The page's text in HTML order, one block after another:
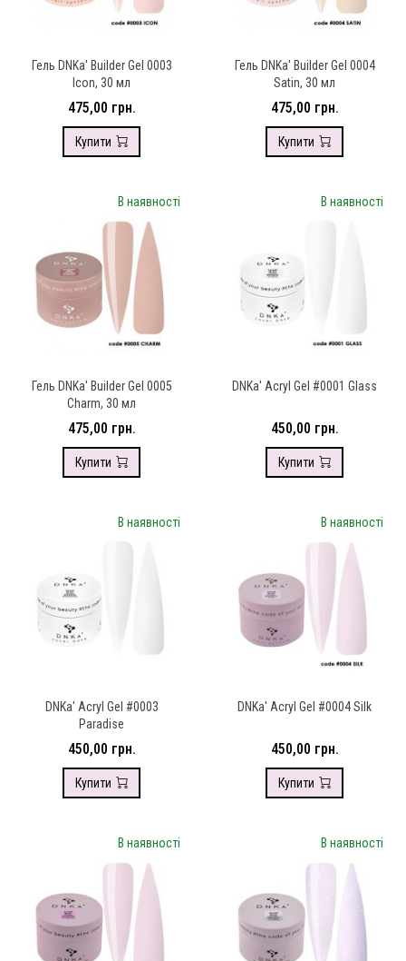
Гель DNKa' Builder Gel 0003
Icon, 30 мл
475,00 грн.
Купити
Гель DNKa' Builder Gel 0004
Satin, 30 мл
475,00 грн.
Купити
В наявності
Гель DNKa' Builder Gel 0005
Charm, 30 мл
475,00 грн.
Купити
В наявності
DNKa' Аcryl Gel #0001 Glass
450,00 грн.
Купити
В наявності
DNKa' Аcryl Gel #0003
Paradise
450,00 грн.
Купити
В наявності
DNKa' Аcryl Gel #0004 Silk
450,00 грн.
Купити
В наявності В наявності